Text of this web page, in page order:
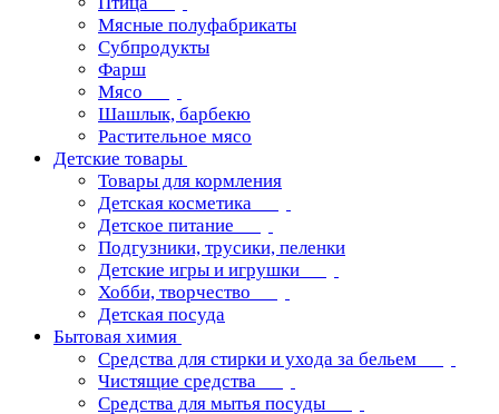
Мясные полуфабрикаты
Субпродукты
Фарш
Мясо
Шашлык, барбекю
Растительное мясо
Детские товары
Товары для кормления
Детская косметика
Детское питание
Подгузники, трусики, пеленки
Детские игры и игрушки
Хобби, творчество
Детская посуда
Бытовая химия
Средства для стирки и ухода за бельем
Чистящие средства
Средства для мытья посуды